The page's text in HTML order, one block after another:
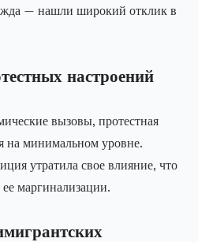
— нашли широкий отклик в
настроений
вызовы, протестная
на минимальном уровне.
утратила свое влияние, что
маргинализации.